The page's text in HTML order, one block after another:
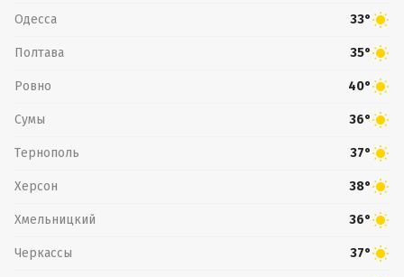
Одесса 33°
Полтава 35°
Ровно 40°
Сумы 36°
Тернополь 37°
Херсон 38°
Хмельницкий 36°
Черкассы 37°